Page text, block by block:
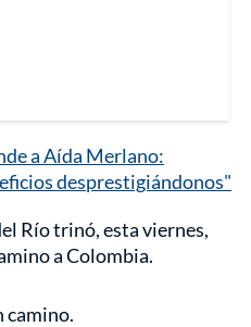
a Aída Merlano:
desprestigiándonos"
Río trinó, esta viernes,
a Colombia.
camino.